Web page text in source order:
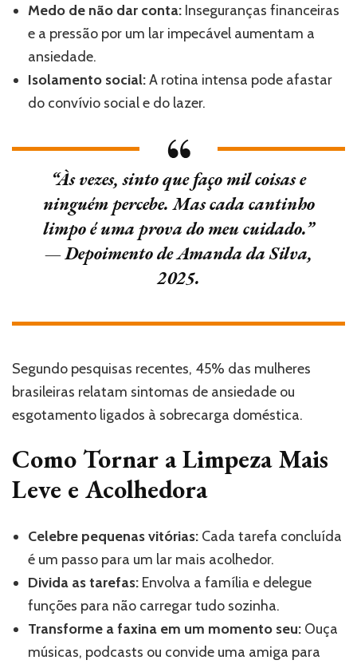
Medo de não dar conta: Inseguranças financeiras
e a pressão por um lar impecável aumentam a
ansiedade.
Isolamento social:A rotina intensa pode afastar
do convívio social e do lazer.
“Às vezes, sinto que faço mil coisas e
ninguém percebe. Mas cada cantinho
limpo é uma prova do meu cuidado.”
— Depoimento de Amanda da Silva,
2025.
Segundo pesquisas recentes, 45% das mulheres
brasileiras relatam sintomas de ansiedade ou
esgotamento ligados à sobrecarga doméstica.
Como Tornar a Limpeza Mais
Leve e Acolhedora
Celebre pequenas vitórias: Cada tarefa concluída
é um passo para um lar mais acolhedor.
Divida as tarefas: Envolva a família e delegue
funções para não carregar tudo sozinha.
Transforme a faxina em um momento seu: Ouça
músicas, podcasts ou convide uma amiga para